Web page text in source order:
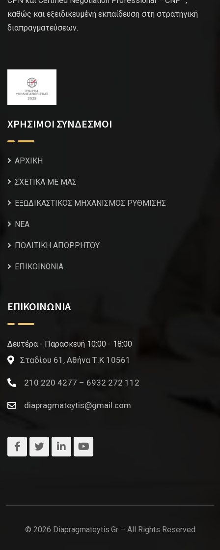
καθώς και εξειδικευμένη εκπαίδευση στη στρατηγική
διαπραγματεύσεων.
ΧΡΗΣΙΜΟΙ ΣΥΝΔΕΣΜΟΙ
ΑΡΧΙΚΗ
ΣΧΕΤΙΚΑ ΜΕ ΜΑΣ
ΕΞΩΔΙΚΑΣΤΙΚΟΣ ΜΗΧΑΝΙΣΜΟΣ ΡΥΘΜΙΣΗΣ
NEA
ΠΟΛΙΤΙΚΗ ΑΠΟΡΡΗΤΟΥ
ΕΠΙΚΟΙΝΩΝΙΑ
ΕΠΙΚΟΙΝΩΝΙΑ
Δευτέρα - Παρασκευή 10:00 - 18:00
Σταδίου 61, Αθήνα Τ.Κ 10561
210 220 4277 – 6932 272 112
diapragmateytis@gmail.com
© 2026 Diapragmateytis.gr – All Rights Reserved